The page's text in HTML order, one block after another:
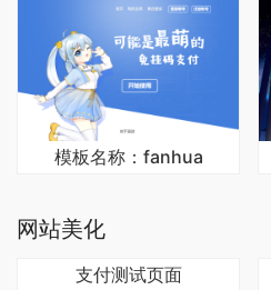
模板名称：fanhua
网站美化
支付测试页面